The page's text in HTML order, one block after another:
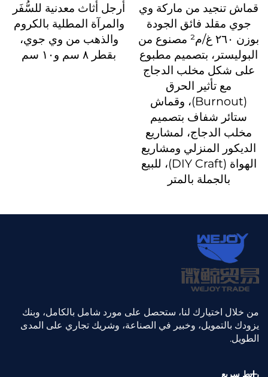
قماش تنجيد من ماركة وي
جوي مقلد فائق الجودة
بوزن ٢٦٠ غ/م² مصنوع من
البوليستر، بتصميم مطبوع
على شكل مخلب الدجاج
مع تأثير الحرق
(Burnout)، وقماش
ستائر شفاف بتصميم
مخلب الدجاج، لمشاريع
الديكور المنزلي ومشاريع
الهواة (DIY Craft)، للبيع
بالجملة بالمتر
أرجل أثاث معدنية للسُّفَر
والمرآة المطلية بالكروم
والذهب من وي جوي،
بقطر ٨ سم و١٠ سم
من خلال اختيارك لنا، ستحصل على مورد شامل بالكامل، وبنك
يزودك بالتمويل، وخبير في الصناعة، وشريك تجاري على المدى
الطويل.
رابط سريع